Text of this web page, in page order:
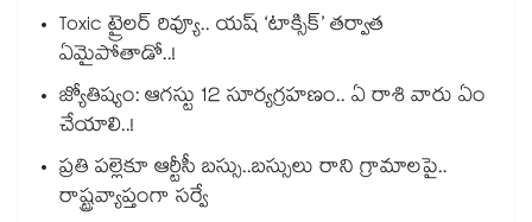
Toxic ట్రైలర్ రివ్యూ.. యష్ ‘టాక్సిక్’ తర్వాత
ఏమైపోతాడో..!
జ్యోతిష్యం: ఆగస్టు 12 సూర్యగ్రహణం.. ఏ రాశి వారు ఏం
చేయాలి..!
ప్రతి పల్లెకూ ఆర్టీసీ బస్సు..బస్సులు రాని గ్రామాలపై..
రాష్ట్రవ్యాప్తంగా సర్వే